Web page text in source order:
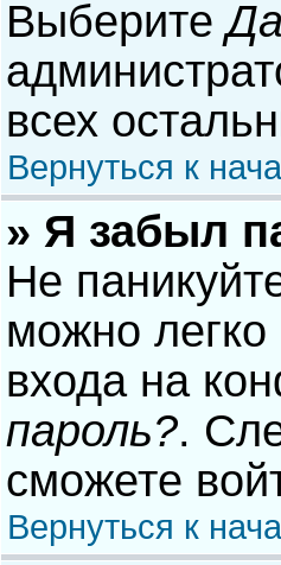
ВыберитеДа
всех
Вернуться к
» Я забыл
Не
можно
входа на
пароль?.
сможете
Вернуться к